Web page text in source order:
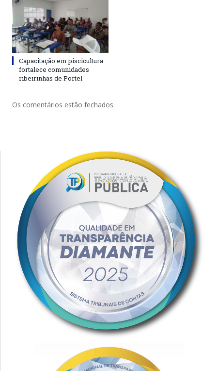
Capacitação em piscicultura
fortalece comunidades
ribeirinhas de Portel
Os comentários estão fechados.